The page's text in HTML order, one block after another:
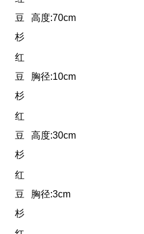
豆
杉
高度:70cm
红
豆
杉
胸径:10cm
红
豆
杉
高度:30cm
红
豆
杉
胸径:3cm